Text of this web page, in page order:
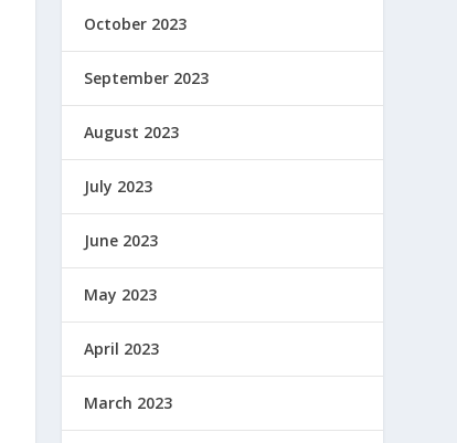
October 2023
September 2023
August 2023
July 2023
June 2023
May 2023
April 2023
March 2023